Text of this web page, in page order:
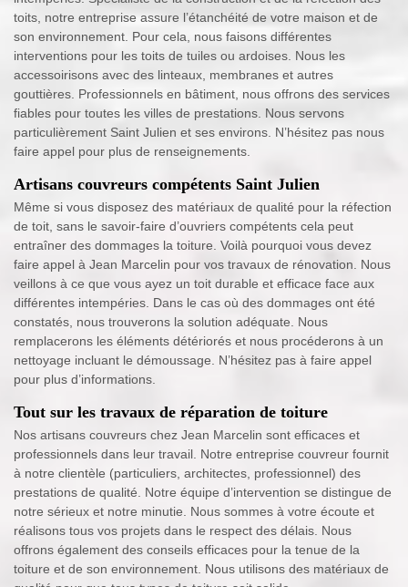
toits, notre entreprise assure l’étanchéité de votre maison et de
son environnement. Pour cela, nous faisons différentes
interventions pour les toits de tuiles ou ardoises. Nous les
accessoirisons avec des linteaux, membranes et autres
gouttières. Professionnels en bâtiment, nous offrons des services
fiables pour toutes les villes de prestations. Nous servons
particulièrement Saint Julien et ses environs. N’hésitez pas nous
faire appel pour plus de renseignements.
Artisans couvreurs compétents Saint Julien
Même si vous disposez des matériaux de qualité pour la réfection
de toit, sans le savoir-faire d’ouvriers compétents cela peut
entraîner des dommages la toiture. Voilà pourquoi vous devez
faire appel à Jean Marcelin pour vos travaux de rénovation. Nous
veillons à ce que vous ayez un toit durable et efficace face aux
différentes intempéries. Dans le cas où des dommages ont été
constatés, nous trouverons la solution adéquate. Nous
remplacerons les éléments détériorés et nous procéderons à un
nettoyage incluant le démoussage. N’hésitez pas à faire appel
pour plus d’informations.
Tout sur les travaux de réparation de toiture
Nos artisans couvreurs chez Jean Marcelin sont efficaces et
professionnels dans leur travail. Notre entreprise couvreur fournit
à notre clientèle (particuliers, architectes, professionnel) des
prestations de qualité. Notre équipe d’intervention se distingue de
notre sérieux et notre minutie. Nous sommes à votre écoute et
réalisons tous vos projets dans le respect des délais. Nous
offrons également des conseils efficaces pour la tenue de la
toiture et de son environnement. Nous utilisons des matériaux de